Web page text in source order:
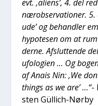
evt. ‚ali­ens’, 4. del
nærob­ser­va­tio­ner. 5.
ude’ og behand­ler
hypo­te­sen om at
der­ne. Afslut­ten­de
ufo­lo­gi­en … Og
af Anais Nin: ‚We
thin­gs as we are’ …“-
sten Gül­lich-Nør­by